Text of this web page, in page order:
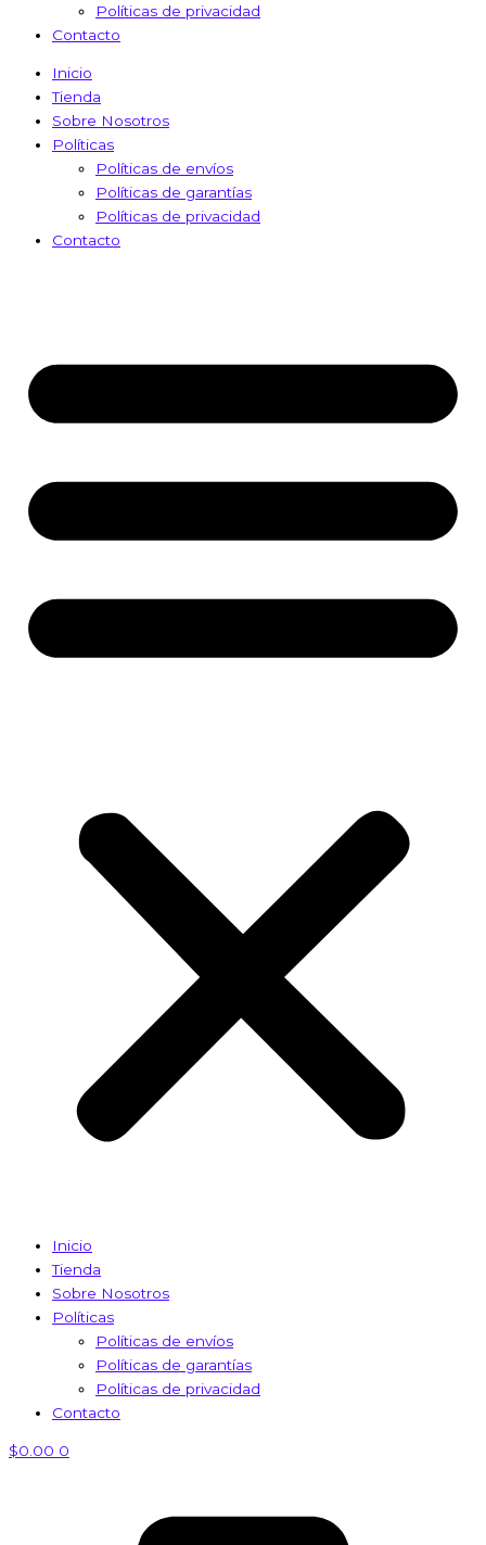
Políticas de privacidad
Contacto
Inicio
Tienda
Sobre Nosotros
Políticas
Políticas de envíos
Políticas de garantías
Políticas de privacidad
Contacto
Inicio
Tienda
Sobre Nosotros
Políticas
Políticas de envíos
Políticas de garantías
Políticas de privacidad
Contacto
$0.00 0